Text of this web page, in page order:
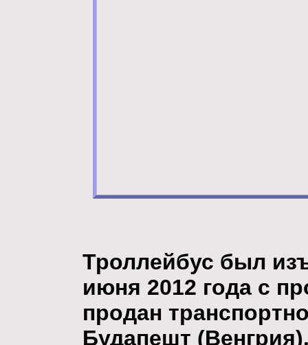
Троллейбус был
июня 2012 года с
продан
Будапешт